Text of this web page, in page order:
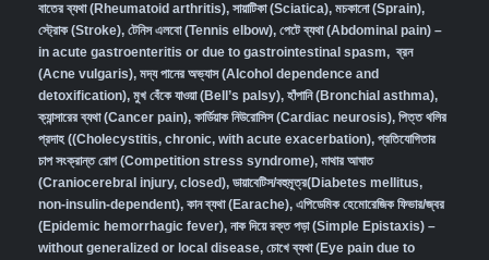
বাতের ব্যথা (Rheumatoid arthritis), সায়াটিকা (Sciatica), মচকানো (Sprain),
স্ট্রোক (Stroke), টেনিস এলবো (Tennis elbow), পেটে ব্যথা (Abdominal pain) –
in acute gastroenteritis or due to gastrointestinal spasm, ব্রন
(Acne vulgaris), মদ্য পানের অভ্যাস (Alcohol dependence and
detoxification), মুখ বেঁকে যাওয়া (Bell’s palsy), হাঁপানি (Bronchial asthma),
ক্যান্সারের ব্যথা (Cancer pain), কার্ডিয়াক নিউরোসিস (Cardiac neurosis), পিত্ত থলির
প্রদাহ ((Cholecystitis, chronic, with acute exacerbation), প্রতিযোগিতার
চাপ সংক্রান্ত রোগ (Competition stress syndrome), মাথার আঘাত
(Craniocerebral injury, closed), ডায়াবেটিস/বহুমূত্র(Diabetes mellitus,
non-insulin-dependent), কান ব্যথা (Earache), এপিডেমিক হেমোরেজিক ফিভার/জ্বর
(Epidemic hemorrhagic fever), নাক দিয়ে রক্ত পড়া (Simple Epistaxis) –
without generalized or local disease, চোখে ব্যথা (Eye pain due to